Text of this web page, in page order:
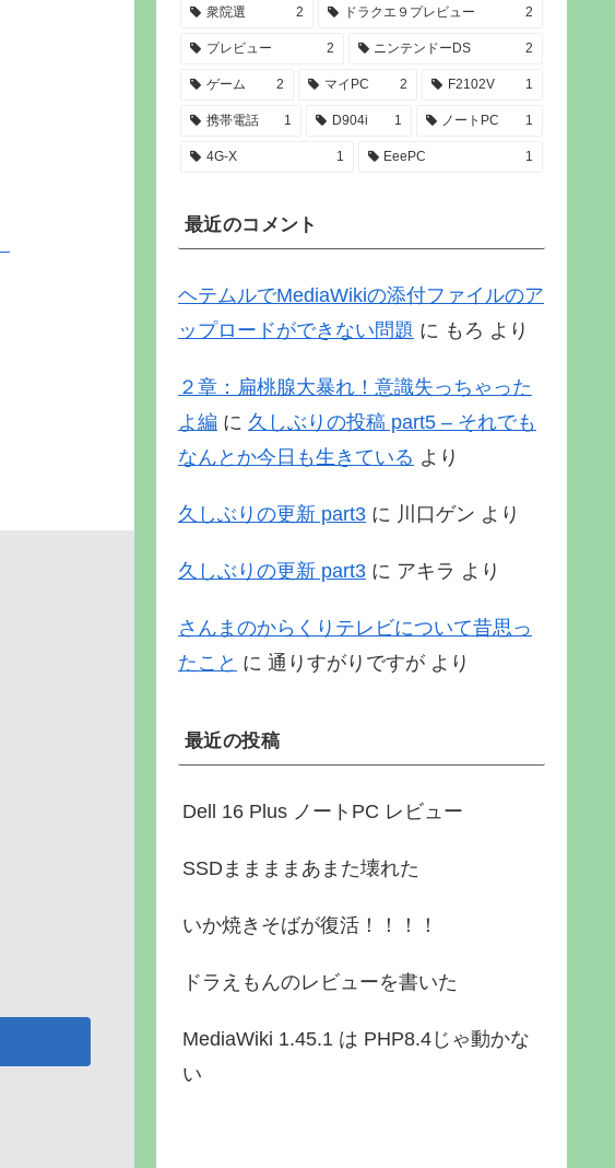
衆院選 2 ドラクエ９プレビュー 2
プレビュー 2 ニンテンドーDS 2
ゲーム 2 マイPC 2 F2102V 1
携帯電話 1 D904i 1 ノートPC 1
4G-X 1 EeePC 1
最近のコメント
ヘテムルでMediaWikiの添付ファイルのア
ップロードができない問題 に もろ より
２章：扁桃腺大暴れ！意識失っちゃった
よ編 に 久しぶりの投稿 part5 – それでも
なんとか今日も生きている より
久しぶりの更新 part3 に 川口ゲン より
久しぶりの更新 part3 に アキラ より
さんまのからくりテレビについて昔思っ
たこと に 通りすがりですが より
最近の投稿
Dell 16 Plus ノートPC レビュー
SSDままままあまた壊れた
いか焼きそばが復活！！！！
ドラえもんのレビューを書いた
MediaWiki 1.45.1 は PHP8.4じゃ動かな
い